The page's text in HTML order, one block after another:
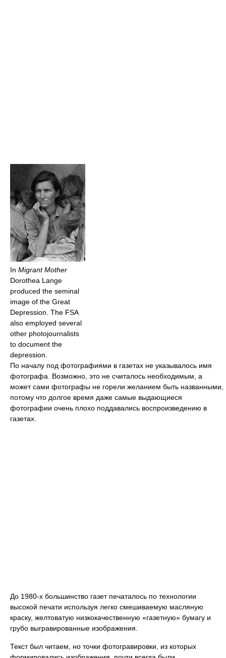
In Migrant Mother
Dorothea Lange
produced the seminal
image of the Great
Depression. The FSA
also employed several
other photojournalists
to document the
depression.
По началу под фотографиями в газетах не указывалось имя
фотографа. Возможно, это не считалось необходимым, а
может сами фотографы не горели желанием быть названными,
потому что долгое время даже самые выдающиеся
фотографии очень плохо поддавались воспроизведению в
газетах.
До 1980-х большинство газет печаталось по технологии
высокой печати используя легко смешиваемую масляную
краску, желтоватую низкокачественную «газетную» бумагу и
грубо выгравированные изображения.
Текст был читаем, но точки фотогравировки, из которых